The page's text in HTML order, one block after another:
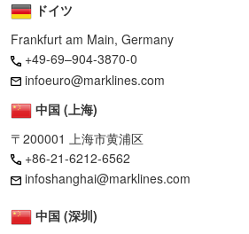
ドイツ
Frankfurt am Main, Germany
+49-69–904-3870-0
infoeuro@marklines.com
中国 (上海)
〒200001 上海市黄浦区
+86-21-6212-6562
infoshanghai@marklines.com
中国 (深圳)